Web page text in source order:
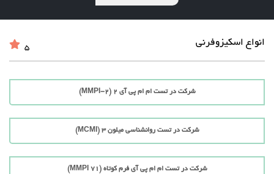
انواع اسکیزوفرنی 5
شرکت در تست ام ام پی آی 2 (MMPI-2)
شرکت در تست روانشناسی میلون 3 (MCMI)
شرکت در تست ام ام پی آی فرم کوتاه (71 MMPI)